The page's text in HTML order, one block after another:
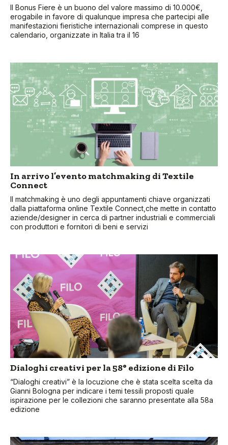
Il Bonus Fiere è un buono del valore massimo di 10.000€,
erogabile in favore di qualunque impresa che partecipi alle
manifestazioni fieristiche internazionali comprese in questo
calendario, organizzate in Italia tra il 16
In arrivo l’evento matchmaking di Textile
Connect
Il matchmaking è uno degli appuntamenti chiave organizzati
dalla piattaforma online Textile Connect,che mette in contatto
aziende/designer in cerca di partner industriali e commerciali
con produttori e fornitori di beni e servizi
Dialoghi creativi per la 58° edizione di Filo
“Dialoghi creativi” è la locuzione che è stata scelta scelta da
Gianni Bologna per indicare i temi tessili proposti quale
ispirazione per le collezioni che saranno presentate alla 58a
edizione